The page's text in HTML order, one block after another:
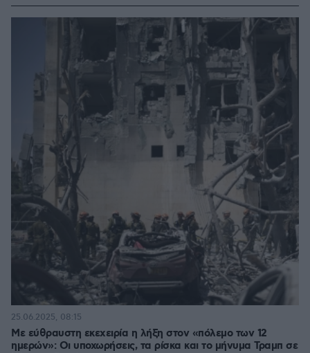
Με εύθραυστη εκεχειρία η λήξη στον «πόλεμο των 12
ημερών»: Οι υποχωρήσεις, τα ρίσκα και το μήνυμα Τραμπ σε
25.06.2025, 08:15